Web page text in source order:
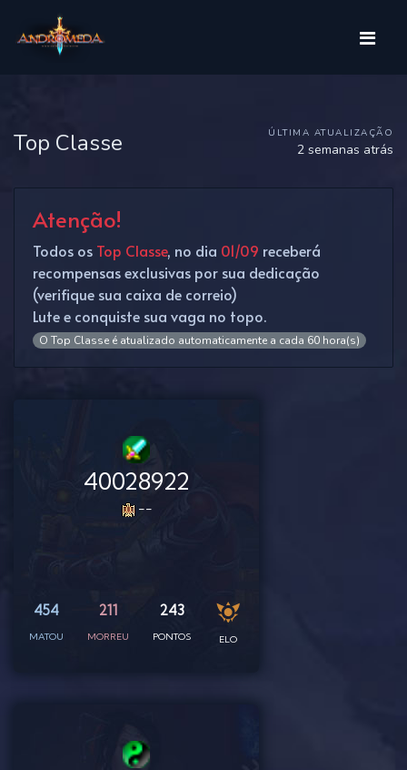
Top Classe ÚLTIMA ATUALIZAÇÃO
2 semanas atrás
Atenção!
Todos os Top Classe, no dia 01/09 receberá
recompensas exclusivas por sua dedicação
(verifique sua caixa de correio)
Lute e conquiste sua vaga no topo.
O Top Classe é atualizado automaticamente a cada 60 hora(s)
40028922
--
454
MATOU
211
MORREU
243
PONTOS ELO